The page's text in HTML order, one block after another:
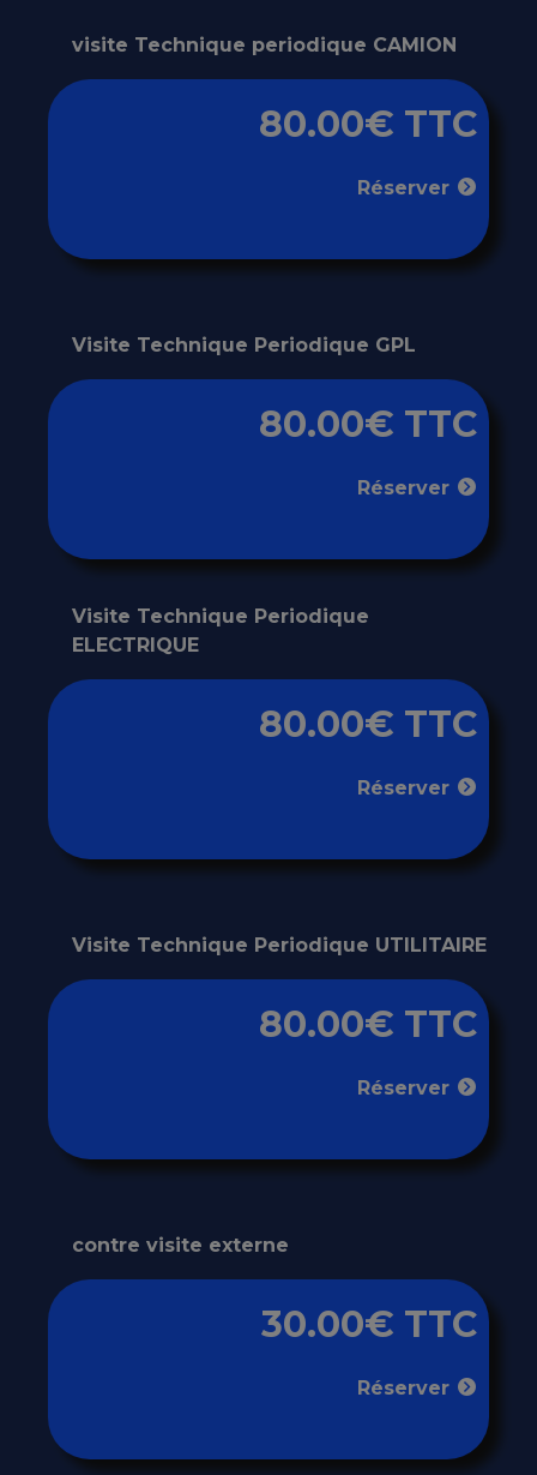
visite Technique periodique CAMION
80.00€ TTC
Réserver
Visite Technique Periodique GPL
80.00€ TTC
Réserver
Visite Technique Periodique
ELECTRIQUE
80.00€ TTC
Réserver
Visite Technique Periodique UTILITAIRE
80.00€ TTC
Réserver
contre visite externe
30.00€ TTC
Réserver